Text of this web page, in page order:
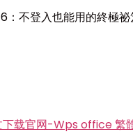
不登入也能用的終極
下载官网-Wps office 繁